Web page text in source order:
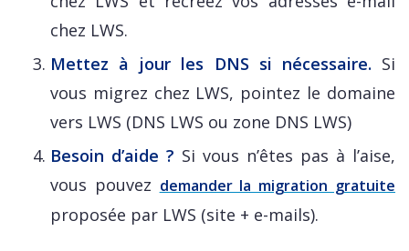
chez LWS.
Mettez à jour les DNS si nécessaire. Si
vous migrez chez LWS, pointez le domaine
vers LWS (DNS LWS ou zone DNS LWS)
Besoin d’aide ? Si vous n’êtes pas à l’aise,
vous pouvez demander la migration gratuite
proposée par LWS (site + e-mails).